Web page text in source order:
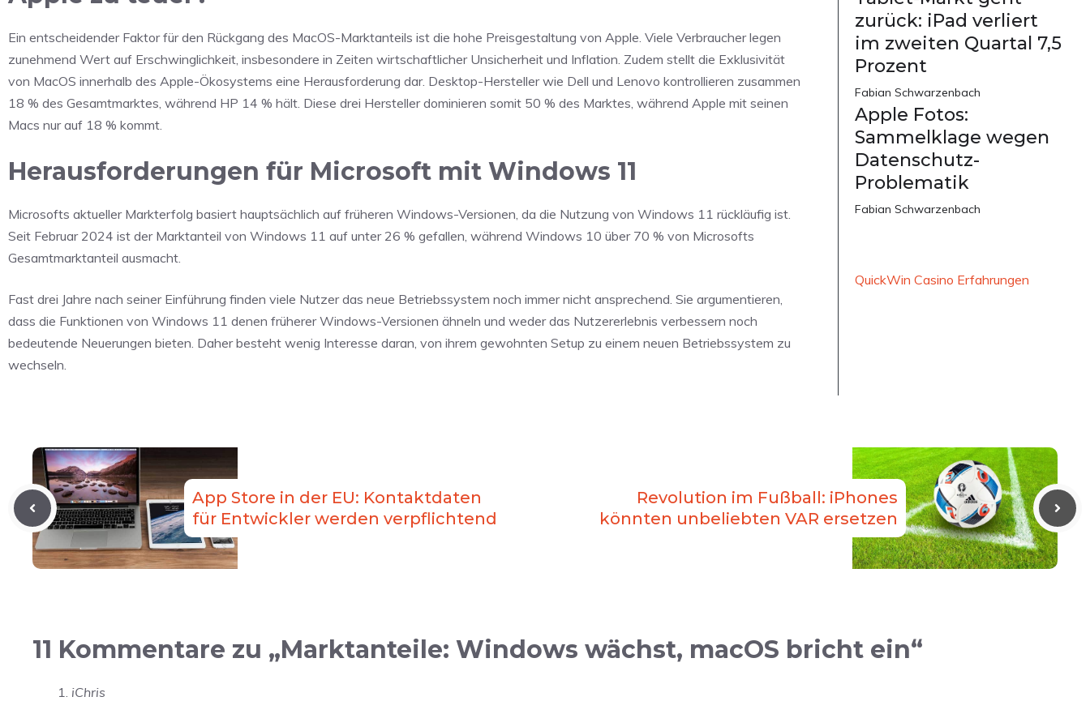
Ein entscheidender Faktor für den Rückgang des MacOS-Marktanteils ist die hohe Preisgestaltung von Apple. Viele Verbraucher legen
zunehmend Wert auf Erschwinglichkeit, insbesondere in Zeiten wirtschaftlicher Unsicherheit und Inflation. Zudem stellt die Exklusivität
von MacOS innerhalb des Apple-Ökosystems eine Herausforderung dar. Desktop-Hersteller wie Dell und Lenovo kontrollieren zusammen
18 % des Gesamtmarktes, während HP 14 % hält. Diese drei Hersteller dominieren somit 50 % des Marktes, während Apple mit seinen
Macs nur auf 18 % kommt.
Herausforderungen für Microsoft mit Windows 11
Microsofts aktueller Markterfolg basiert hauptsächlich auf früheren Windows-Versionen, da die Nutzung von Windows 11 rückläufig ist.
Seit Februar 2024 ist der Marktanteil von Windows 11 auf unter 26 % gefallen, während Windows 10 über 70 % von Microsofts
Gesamtmarktanteil ausmacht.
Fast drei Jahre nach seiner Einführung finden viele Nutzer das neue Betriebssystem noch immer nicht ansprechend. Sie argumentieren,
dass die Funktionen von Windows 11 denen früherer Windows-Versionen ähneln und weder das Nutzererlebnis verbessern noch
bedeutende Neuerungen bieten. Daher besteht wenig Interesse daran, von ihrem gewohnten Setup zu einem neuen Betriebssystem zu
wechseln.
zurück: iPad verliert
im zweiten Quartal 7,5
Prozent
Fabian Schwarzenbach
Apple Fotos:
Sammelklage wegen
Datenschutz-
Problematik
Fabian Schwarzenbach
QuickWin Casino Erfahrungen
App Store in der EU: Kontaktdaten
für Entwickler werden verpflichtend
Revolution im Fußball: iPhones
könnten unbeliebten VAR ersetzen
11 Kommentare zu „Marktanteile: Windows wächst, macOS bricht ein“
iChris